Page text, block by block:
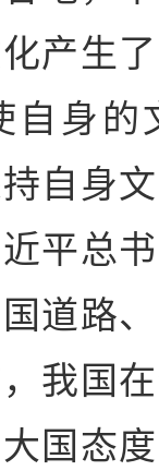
产生
自身的
自身
平总
道路
我国
国态